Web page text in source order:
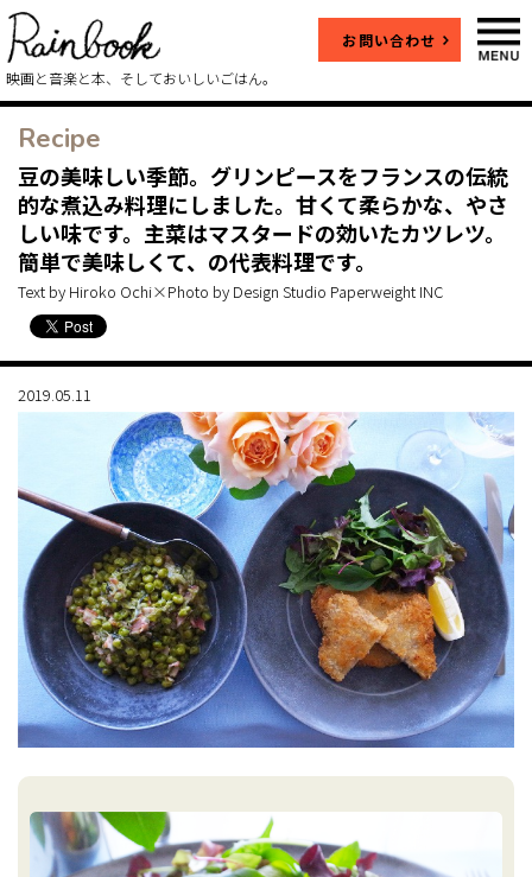
映画と音楽と本、そしておいしいごはん。
お問い合わせ
Recipe
豆の美味しい季節。グリンピースをフランスの伝統
的な煮込み料理にしました。甘くて柔らかな、やさ
しい味です。主菜はマスタードの効いたカツレツ。
簡単で美味しくて、の代表料理です。
Text by Hiroko Ochi×Photo by Design Studio Paperweight INC
2019.05.11